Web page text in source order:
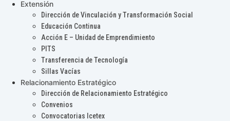
Extensión
Dirección de Vinculación y Transformación Social
Educación Continua
Acción E – Unidad de Emprendimiento
PITS
Transferencia de Tecnología
Sillas Vacías
Relacionamiento Estratégico
Dirección de Relacionamiento Estratégico
Convenios
Convocatorias Icetex